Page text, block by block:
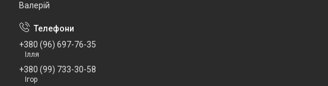
Валерій
+380 (96) 697-76-35
Ілля
+380 (99) 733-30-58
Ігор